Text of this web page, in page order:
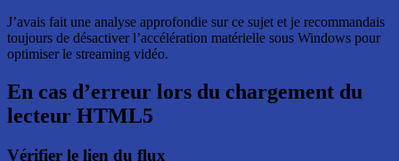
J’avais fait une analyse approfondie sur ce sujet et je recommandais
toujours de désactiver l’accélération matérielle sous Windows pour
optimiser le streaming vidéo.
En cas d’erreur lors du chargement du
lecteur HTML5
Vérifier le lien du flux